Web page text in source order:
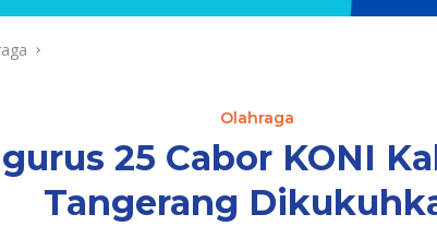
Olahraga
25 Cabor KONI
Tangerang